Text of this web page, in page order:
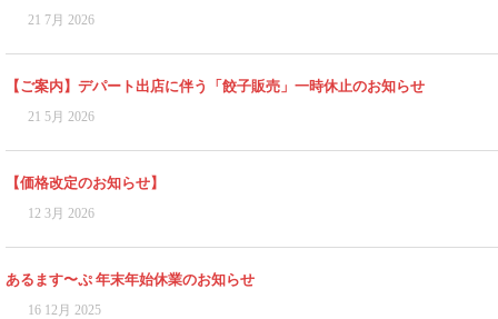
21 7月 2026
【ご案内】デパート出店に伴う「餃子販売」一時休止のお知らせ
21 5月 2026
【価格改定のお知らせ】
12 3月 2026
あるます〜ぷ 年末年始休業のお知らせ
16 12月 2025